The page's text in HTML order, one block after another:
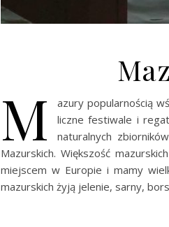
M
azury popularnością
liczne festiwale i
naturalnych
Mazurskich. Większość
miejscem w Europie i mamy
mazurskich żyją jelenie, sarny,